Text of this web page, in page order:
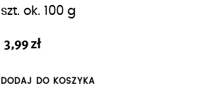
szt. ok. 100 g
3,99zł
DODAJ DO KOSZYKA